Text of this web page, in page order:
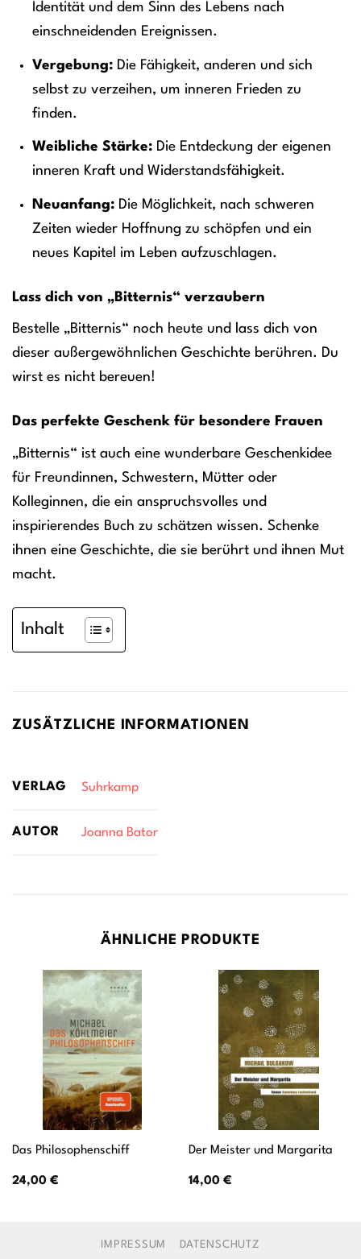
Identität und dem Sinn des Lebens nach
einschneidenden Ereignissen.
Vergebung:Die Fähigkeit, anderen und sich
selbst zu verzeihen, um inneren Frieden zu
finden.
Weibliche Stärke:Die Entdeckung der eigenen
inneren Kraft und Widerstandsfähigkeit.
Neuanfang:Die Möglichkeit, nach schweren
Zeiten wieder Hoffnung zu schöpfen und ein
neues Kapitel im Leben aufzuschlagen.
Lass dich von „Bitternis“ verzaubern
Bestelle „Bitternis“ noch heute und lass dich von
dieser außergewöhnlichen Geschichte berühren. Du
wirst es nicht bereuen!
Das perfekte Geschenk für besondere Frauen
„Bitternis“ ist auch eine wunderbare Geschenkidee
für Freundinnen, Schwestern, Mütter oder
Kolleginnen, die ein anspruchsvolles und
inspirierendes Buch zu schätzen wissen. Schenke
ihnen eine Geschichte, die sie berührt und ihnen Mut
macht.
Inhalt
ZUSÄTZLICHE INFORMATIONEN
VERLAG Suhrkamp
AUTOR Joanna Bator
ÄHNLICHE PRODUKTE
Das Philosophenschiff
24,00 €
Der Meister und Margarita
14,00 €
IMPRESSUM DATENSCHUTZ